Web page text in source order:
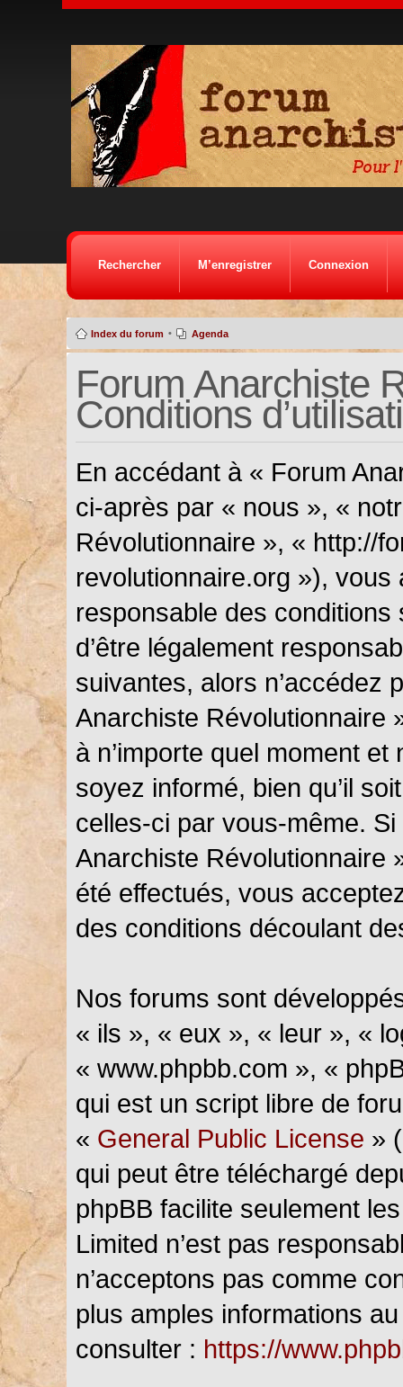
Rechercher M’enregistrer Connexion
Index du forum • Agenda
Forum Anarchiste
Conditions
En accédant à « Forum
ci-après par « nous », «
Révolutionnaire », « http://
revolutionnaire.org »), vous
responsable des conditions
d’être légalement
suivantes, alors n’accédez
Anarchiste Révolutionnaire
à n’importe quel moment
soyez informé, bien qu’il
celles-ci par vous-même.
Anarchiste Révolutionnaire
été effectués, vous
des conditions découlant
Nos forums sont
« ils », « eux », « leur », «
« www.phpbb.com », «
qui est un script libre de
« General Public License »
qui peut être téléchargé
phpBB facilite seulement
Limited n’est pas
n’acceptons pas comme
plus amples informations
consulter : https://